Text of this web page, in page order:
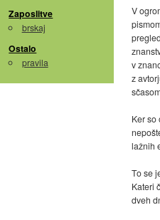
Zaposlitve
brskaj
Ostalo
pravila
V
v
z
Ker so
lažnih
To se
Kateri
dveh